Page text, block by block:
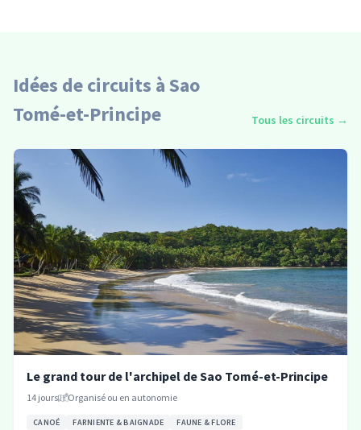
Idées de circuits à Sao
Tomé-et-Principe
Tous les circuits →
Le grand tour de l'archipel de Sao Tomé-et-Principe
14 jours Organisé ou en autonomie
CANOÉ FARNIENTE & BAIGNADE FAUNE & FLORE